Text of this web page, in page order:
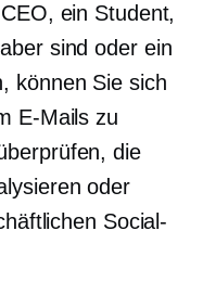
ein Student,
sind oder ein
können Sie sich
E-Mails zu
die
oder
Social-